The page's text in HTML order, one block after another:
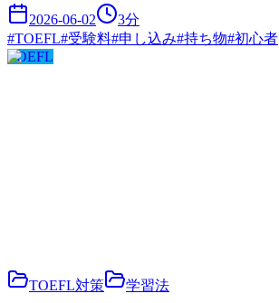
2026-06-02 3分
#TOEFL#受験料#申し込み#持ち物#初心者
TOEFL
TOEFL対策 学習法